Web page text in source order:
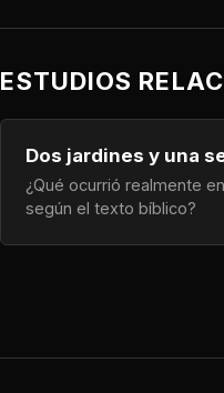
ESTUDIOS
Dos jardines y una
¿Qué ocurrió realmente
según el texto bíblico?